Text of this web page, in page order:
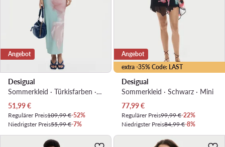
Angebot
Desigual
Sommerkleid · Türkisfarben · Maxi
Aktueller Preis
51,99€
Regulärer Preis109,99 €-52%
Niedrigster Preis55,99 €-7%
extra -35% Code: LAST
Angebot
Desigual
Sommerkleid · Schwarz · Mini
Aktueller Preis
77,99€
Regulärer Preis99,99 €-22%
Niedrigster Preis84,99 €-8%